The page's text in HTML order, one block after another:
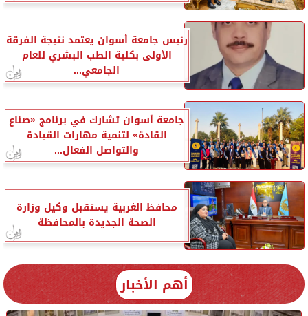
رئيس جامعة أسوان يعتمد نتيجة الفرقة
الأولى بكلية الطب البشري للعام
الجامعي...
جامعة أسوان تشارك في برنامج «صناع
القادة» لتنمية مهارات القيادة
والتواصل الفعال...
محافظ الغربية يستقبل وكيل وزارة
الصحة الجديدة بالمحافظة
أهم الأخبار